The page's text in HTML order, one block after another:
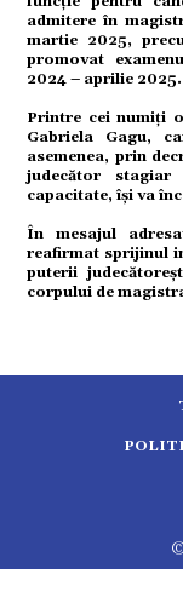
admitere în
martie 2025,
promovat
2024 – aprilie 2025.
Printre cei numiți
Gabriela Gagu,
asemenea, prin
judecător
capacitate, își va
În mesajul
reafirmat sprijinul
puterii
corpului de